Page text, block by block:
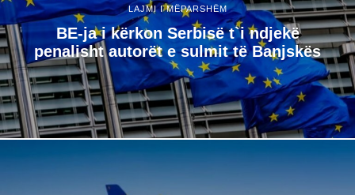
LAJMI I MËPARSHËM
BE-ja i kërkon Serbisë t`i ndjekë
penalisht autorët e sulmit të Banjskës